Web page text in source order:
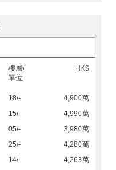
樓層/
單位
HK$
18/-
4,900萬
15/-
4,990萬
05/-
3,980萬
25/-
4,280萬
14/-
4,263萬